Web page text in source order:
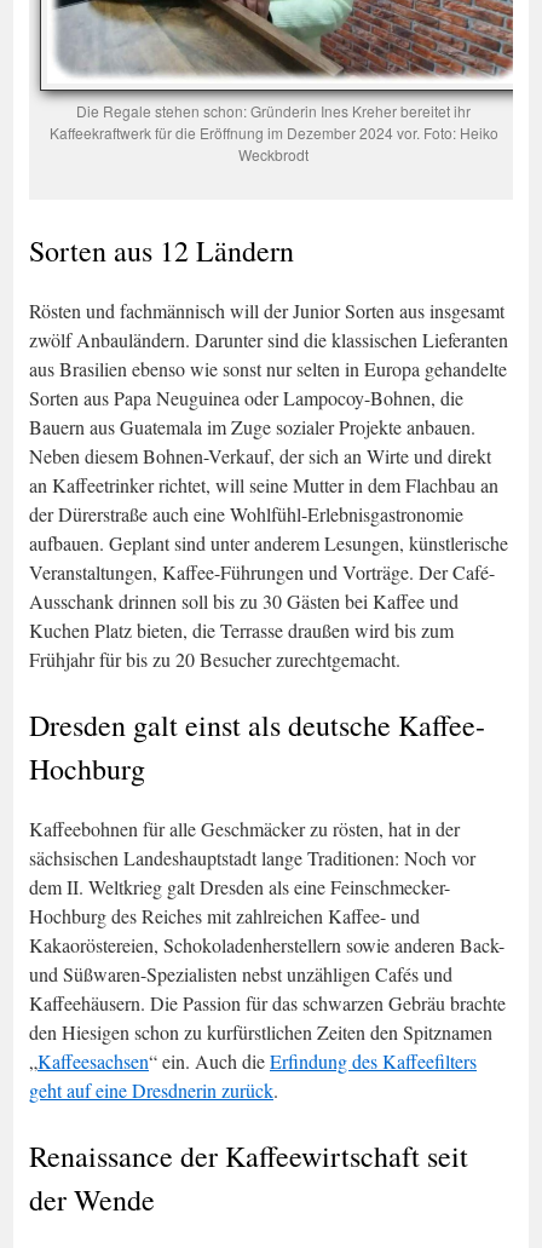
Die Regale stehen schon: Gründerin Ines Kreher bereitet ihr
Kaffeekraftwerk für die Eröffnung im Dezember 2024 vor. Foto: Heiko
Weckbrodt
Sorten aus 12 Ländern
Rösten und fachmännisch will der Junior Sorten aus insgesamt
zwölf Anbauländern. Darunter sind die klassischen Lieferanten
aus Brasilien ebenso wie sonst nur selten in Europa gehandelte
Sorten aus Papa Neuguinea oder Lampocoy-Bohnen, die
Bauern aus Guatemala im Zuge sozialer Projekte anbauen.
Neben diesem Bohnen-Verkauf, der sich an Wirte und direkt
an Kaffeetrinker richtet, will seine Mutter in dem Flachbau an
der Dürerstraße auch eine Wohlfühl-Erlebnisgastronomie
aufbauen. Geplant sind unter anderem Lesungen, künstlerische
Veranstaltungen, Kaffee-Führungen und Vorträge. Der Café-
Ausschank drinnen soll bis zu 30 Gästen bei Kaffee und
Kuchen Platz bieten, die Terrasse draußen wird bis zum
Frühjahr für bis zu 20 Besucher zurechtgemacht.
Dresden galt einst als deutsche Kaffee-
Hochburg
Kaffeebohnen für alle Geschmäcker zu rösten, hat in der
sächsischen Landeshauptstadt lange Traditionen: Noch vor
dem II. Weltkrieg galt Dresden als eine Feinschmecker-
Hochburg des Reiches mit zahlreichen Kaffee- und
Kakaoröstereien, Schokoladenherstellern sowie anderen Back-
und Süßwaren-Spezialisten nebst unzähligen Cafés und
Kaffeehäusern. Die Passion für das schwarzen Gebräu brachte
den Hiesigen schon zu kurfürstlichen Zeiten den Spitznamen
„Kaffeesachsen“ ein. Auch dieErfindung des Kaffeefilters
geht auf eine Dresdnerin zurück.
Renaissance der Kaffeewirtschaft seit
der Wende